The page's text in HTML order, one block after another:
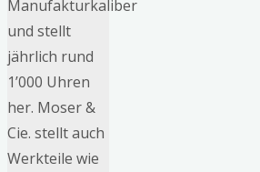
Manufakturkaliber
und stellt
jährlich rund
1’000 Uhren
her. Moser &
Cie. stellt auch
Werkteile wie